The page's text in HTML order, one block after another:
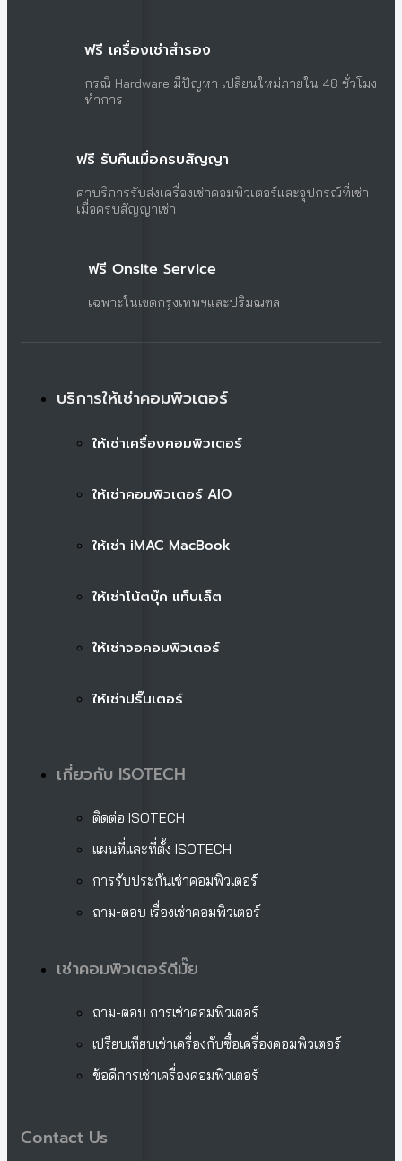
ฟรี เครื่องเช่าสำรอง
กรณี Hardware มีปัญหา เปลี่ยนใหม่ภายใน 48 ชั่วโมง
ทำการ
ฟรี รับคืนเมื่อครบสัญญา
ค่าบริการรับส่งเครื่องเช่าคอมพิวเตอร์และอุปกรณ์ที่เช่า
เมื่อครบสัญญาเช่า
ฟรี Onsite Service
เฉพาะในเขตกรุงเทพฯและปริมณฑล
บริการให้เช่าคอมพิวเตอร์
ให้เช่าเครื่องคอมพิวเตอร์
ให้เช่าคอมพิวเตอร์ AIO
ให้เช่า iMAC MacBook
ให้เช่าโน้ตบุ๊ค แท็บเล็ต
ให้เช่าจอคอมพิวเตอร์
ให้เช่าปริ๊นเตอร์
เกี่ยวกับ ISOTECH
ติดต่อ ISOTECH
แผนที่และที่ตั้ง ISOTECH
การรับประกันเช่าคอมพิวเตอร์
ถาม-ตอบ เรื่องเช่าคอมพิวเตอร์
เช่าคอมพิวเตอร์ดีมั๊ย
ถาม-ตอบ การเช่าคอมพิวเตอร์
เปรียบเทียบเช่าเครื่องกับซื้อเครื่องคอมพิวเตอร์
ข้อดีการเช่าเครื่องคอมพิวเตอร์
Contact Us